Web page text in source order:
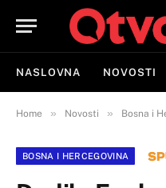
NASLOVNA NOVOSTI
Home » Novosti » Bosna i
BOSNA I HERCEGOVINA